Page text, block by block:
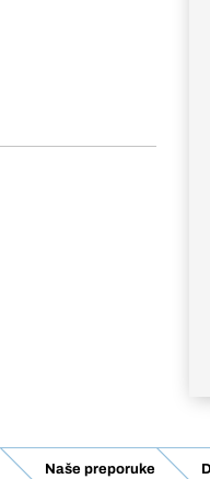
Naše preporuke